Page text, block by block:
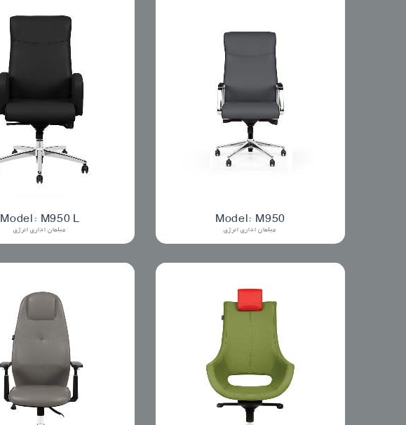
Model: M950 L
مبلمان اداری انرژی
Model: M950
مبلمان اداری انرژی